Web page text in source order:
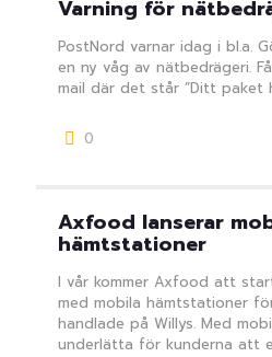
Varning för
PostNord varnar idag i bl.a.
en ny våg av nätbedrägeri.
mail där det står ”Ditt paket
0
Axfood lanserar
hämtstationer
I vår kommer Axfood att
med mobila hämtstationer
handlade på Willys. Med
underlätta för kunderna att